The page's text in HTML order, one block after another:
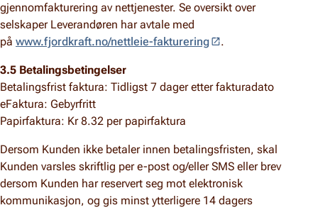
gjennomfakturering av nettjenester. Se oversikt over
selskaper Leverandøren har avtale med
på www.fjordkraft.no/nettleie-fakturering .
3.5 Betalingsbetingelser
Betalingsfrist faktura: Tidligst 7 dager etter fakturadato
eFaktura: Gebyrfritt
Papirfaktura: Kr 8.32 per papirfaktura
Dersom Kunden ikke betaler innen betalingsfristen, skal
Kunden varsles skriftlig per e-post og/eller SMS eller brev
dersom Kunden har reservert seg mot elektronisk
kommunikasjon, og gis minst ytterligere 14 dagers